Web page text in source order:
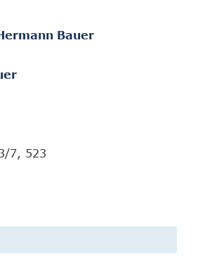
Bauer
7, 523